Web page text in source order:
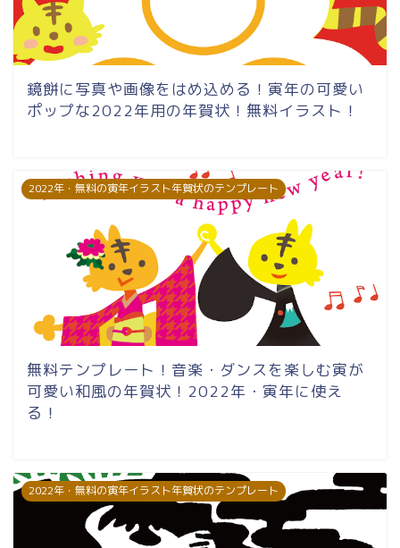
鏡餅に写真や画像をはめ込める！寅年の可愛い
ポップな2022年用の年賀状！無料イラスト！
2022年・無料の寅年イラスト年賀状のテンプレート
無料テンプレート！音楽・ダンスを楽しむ寅が
可愛い和風の年賀状！2022年・寅年に使え
る！
2022年・無料の寅年イラスト年賀状のテンプレート